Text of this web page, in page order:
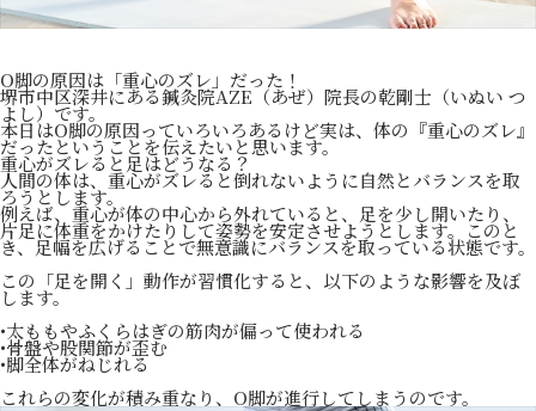
O脚の原因は「重心のズレ」だった！
堺市中区深井にある鍼灸院AZE（あぜ）院長の乾剛士（いぬい つ
よし）です。
本日はO脚の原因っていろいろあるけど実は、体の『重心のズレ』
だったということを伝えたいと思います。
重心がズレると足はどうなる？
人間の体は、重心がズレると倒れないように自然とバランスを取
ろうとします。
例えば、重心が体の中心から外れていると、足を少し開いたり、
片足に体重をかけたりして姿勢を安定させようとします。このと
き、足幅を広げることで無意識にバランスを取っている状態です。
この「足を開く」動作が習慣化すると、以下のような影響を及ぼ
します。
•太ももやふくらはぎの筋肉が偏って使われる
•骨盤や股関節が歪む
•脚全体がねじれる
これらの変化が積み重なり、O脚が進行してしまうのです。